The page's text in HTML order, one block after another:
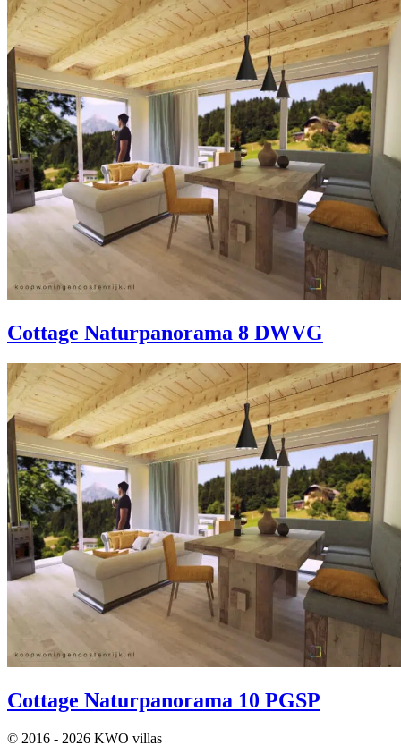
Cottage Naturpanorama 8 DWVG
Cottage Naturpanorama 10 PGSP
© 2016 - 2026 KWO villas